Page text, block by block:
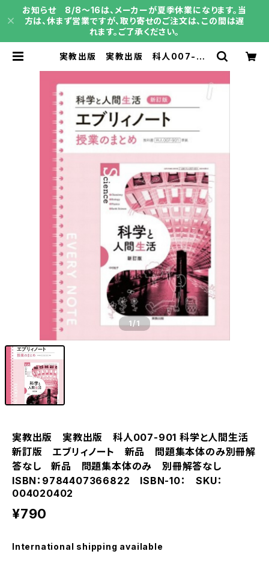
お知らせ 8/8～16は、メーカーが夏季休業になります。当
方は、休まず営業ですが、取り寄せのご注文は、この間は遅
れます。ご了承ください。
実教出版 実教出版 科人007-90
答なし 新品 問題集本体のみ 別
冊解答なし ISBN：9784407366
822 ISBN-10： SKU：004020
402 | 育之書店（いくのしょてん）
1 /1
実教出版 実教出版 科人007-901 科学と人間生活
新訂版 エブリィノート 新品 問題集本体のみ別冊解
答なし 新品 問題集本体のみ 別冊解答なし
ISBN：9784407366822 ISBN-10： SKU：
004020402
¥790
International shipping available